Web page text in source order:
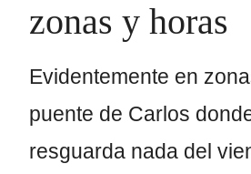
zonas y horas
Evidentemente en
puente de Carlos
resguarda nada del